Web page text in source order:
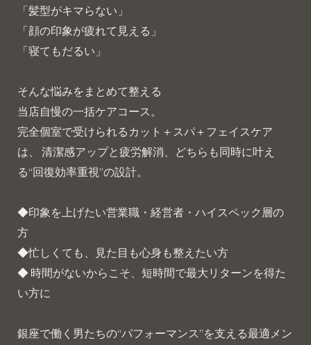
「髪型がキマらない」
「顔の印象が疲れて見える」
「寝てもだるい」
そんな悩みをまとめて整える
当店自慢の一括ケアコース。
完全個室で受けられるカット＋スパ＋フェイスケア
は、 清潔感アップと疲労解消、どちらも同時に叶え
る“回復効率重視”の設計。
◆印象を上げたい営業職・経営者・ハイスペック層の
方
◆忙しくても、見た目も心身も整えたい方
◆ 時間がないからこそ、短時間で最大リターンを得た
い方に
銀座で働く男たちの“パフォーマンス”を支える最適メン